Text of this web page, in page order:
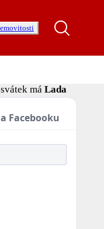
svátek má Lada
Facebooku